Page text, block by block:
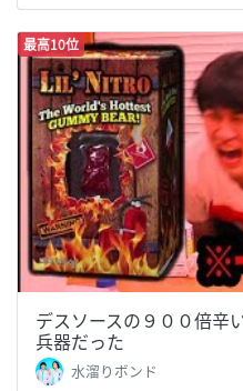
最高10位
デスソースの９００倍辛
兵器だった
水溜りボンド